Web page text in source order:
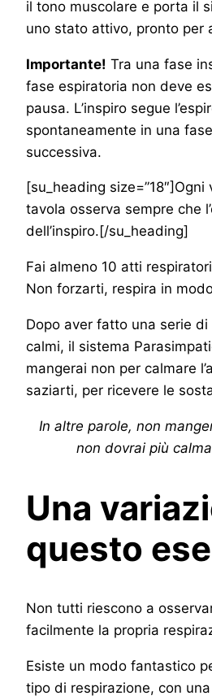
il tono muscolare e porta il
uno stato attivo, pronto per
Importante! Tra una fase
fase espiratoria non deve
pausa. L’inspiro segue
spontaneamente in una
successiva.
[su_heading
tavola osserva sempre che
dell’inspiro.[/su_heading]
Fai almeno 10 atti
Non forzarti, respira in
Dopo aver fatto una serie
calmi, il sistema
mangerai non per calmare
saziarti, per ricevere le
In altre parole, non
non dovrai più
Una
questo
Non tutti riescono a
facilmente la propria
Esiste un modo fantastico
tipo di respirazione, con